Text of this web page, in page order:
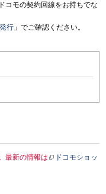
コモの契約回線をお持ちでな
行 」でご確認ください。
最新の情報は
ドコモショッ